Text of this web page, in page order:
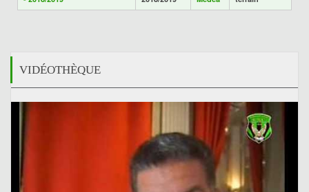
VIDÉOTHÈQUE